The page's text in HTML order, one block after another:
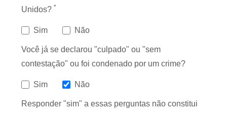
Unidos? *
Sim Não
Você já se declarou "culpado" ou "sem
contestação" ou foi condenado por um crime?
Sim Não
Responder "sim" a essas perguntas não constitui